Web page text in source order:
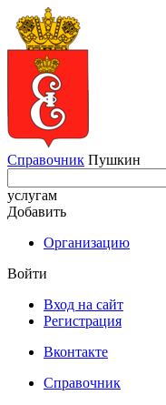
Справочник Пушкин
услугам
Добавить
Организацию
Войти
Вход на сайт
Регистрация
Вконтакте
Справочник